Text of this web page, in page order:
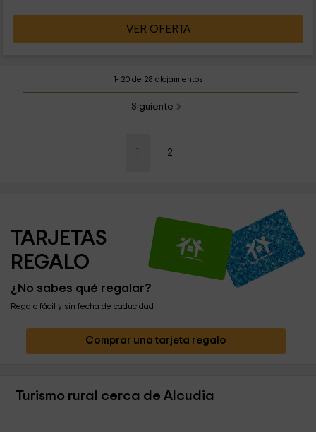
VER OFERTA
1- 20 de 28 alojamientos
Siguiente
2
TARJETAS
REGALO
¿No sabes qué regalar?
Regalo fácil y sin fecha de caducidad
Comprar una tarjeta regalo
Turismo rural cerca de Alcudia